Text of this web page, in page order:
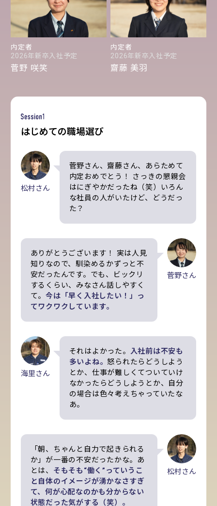
内定者
2026年新卒入社予定
菅野 咲笑
内定者
2026年新卒入社予定
齋藤 美羽
はじめての職場選び
松村さん
菅野さん、齋藤さん、あらためて
内定おめでとう！ さっきの懇親会
はにぎやかだったね（笑）いろん
な社員の人がいたけど、どうだっ
た？
ありがとうございます！ 実は人見
知りなので、馴染めるかずっと不
安だったんです。でも、ビックリ
するくらい、みなさん話しやすく
て。今は「早く入社したい！」っ
てワクワクしています。
菅野さん
海里さん
それはよかった。 入社前は不安も
多いよね。怒られたらどうしよう
とか、仕事が難しくてついていけ
なかったらどうしようとか、自分
の場合は色々考えちゃっていたな
あ。
「朝、ちゃんと自力で起きられる
か」が一番の不安だったかな。あ
とは、 そもそも“働く”っていうこ
と自体のイメージが湧かなさすぎ
て、何が心配なのかも分からない
状態だった気がする（笑）。
松村さん